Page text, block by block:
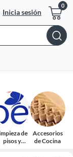
Inicia sesión
de
pisos y
Accesorios
de Cocina